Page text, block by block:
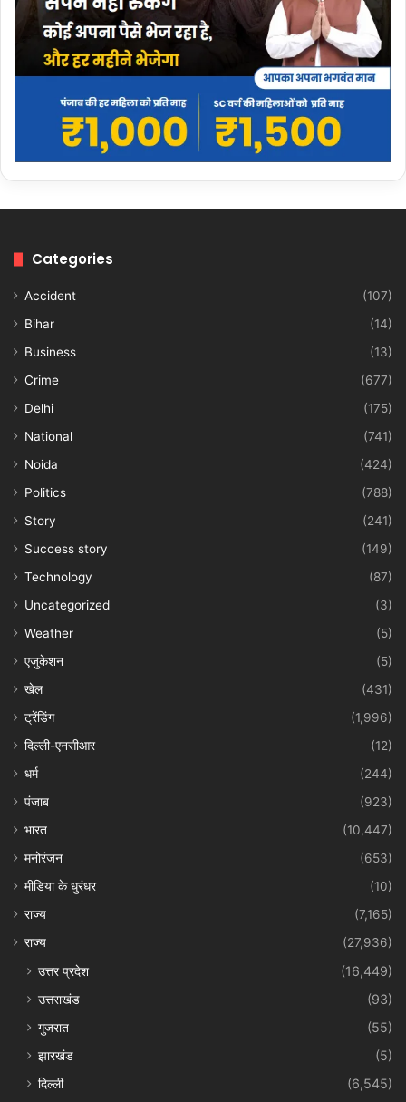
Categories
Accident
(107)
Bihar
(14)
Business
(13)
Crime
(677)
Delhi
(175)
National
(741)
Noida
(424)
Politics
(788)
Story
(241)
Success story
(149)
Technology
(87)
Uncategorized
(3)
Weather
(5)
एजुकेशन
(5)
खेल
(431)
ट्रेंडिंग
(1,996)
दिल्ली-एनसीआर
(12)
धर्म
(244)
पंजाब
(923)
भारत
(10,447)
मनोरंजन
(653)
मीडिया के धुरंधर
(10)
राज्य
(7,165)
राज्य
(27,936)
उत्तर प्रदेश
(16,449)
उत्तराखंड
(93)
गुजरात
(55)
झारखंड
(5)
दिल्ली
(6,545)